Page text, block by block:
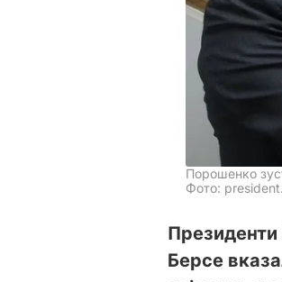
Порошенко
Фото:
Президенти
Берсе